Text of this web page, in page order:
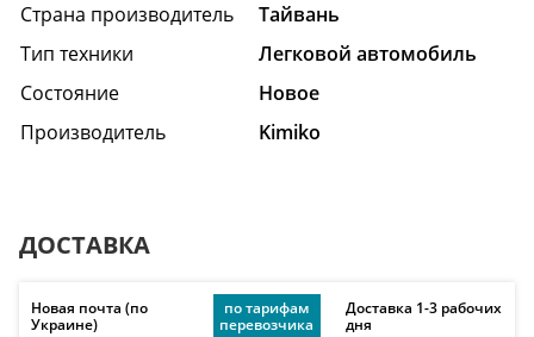
Страна производитель
Тайвань
Тип техники
Легковой автомобиль
Состояние
Hовое
Производитель
Kimiko
ДОСТАВКА
Новая почта (по
Украине)
по тарифам
перевозчика
Доставка 1-3 рабочих
дня